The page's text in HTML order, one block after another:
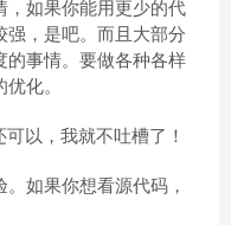
，如果你能用更少的代
，是吧。而且大部分
的事情。要做各种各样
化。
以，我就不吐槽了！
如果你想看源代码，